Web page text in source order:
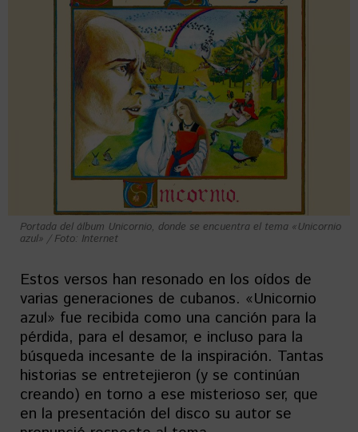
Portada del álbum Unicornio, donde se encuentra el tema «Unicornio
azul» / Foto: Internet
Estos versos han resonado en los oídos de
varias generaciones de cubanos. «Unicornio
azul» fue recibida como una canción para la
pérdida, para el desamor, e incluso para la
búsqueda incesante de la inspiración. Tantas
historias se entretejieron (y se continúan
creando) en torno a ese misterioso ser, que
en la presentación del disco su autor se